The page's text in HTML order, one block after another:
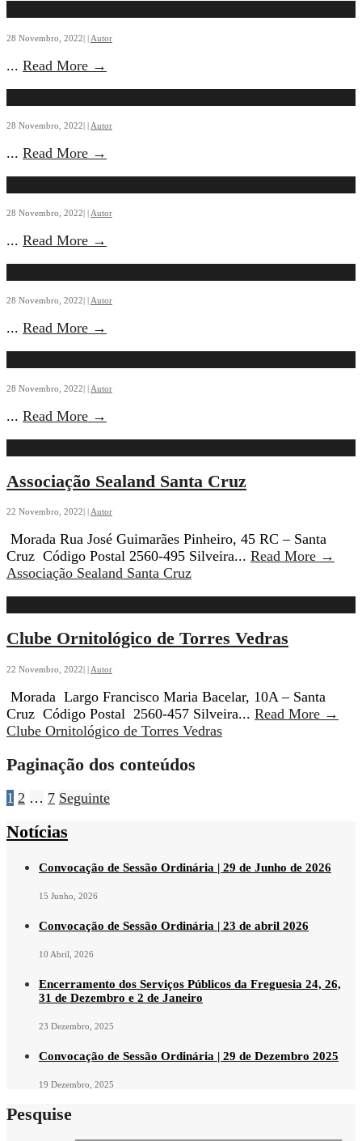
28 Novembro, 2022| | Autor
... Read More →
28 Novembro, 2022| | Autor
... Read More →
28 Novembro, 2022| | Autor
... Read More →
28 Novembro, 2022 Autor
... Read More →
28 Novembro, 2022| | Autor
... Read More →
Associação Sealand Santa Cruz
22 Novembro, 2022| | Autor
Morada Rua José Guimarães Pinheiro, 45 RC – Santa
Cruz Código Postal 2560-495 Silveira... Read More →
Associação Sealand Santa Cruz
Clube Ornitológico de Torres Vedras
22 Novembro, 2022| | Autor
Morada Largo Francisco Maria Bacelar, 10A – Santa
Cruz Código Postal 2560-457 Silveira... Read More →
Clube Ornitológico de Torres Vedras
Paginação dos conteúdos
1 2 … 7 Seguinte
Notícias
Convocação de Sessão Ordinária | 29 de Junho de 2026
15 Junho, 2026
Convocação de Sessão Ordinária | 23 de abril 2026
10 Abril, 2026
Encerramento dos Serviços Públicos da Freguesia 24, 26,
31 de Dezembro e 2 de Janeiro
23 Dezembro, 2025
Convocação de Sessão Ordinária | 29 de Dezembro 2025
19 Dezembro, 2025
Pesquise